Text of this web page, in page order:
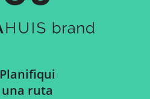
Planifiqui
una ruta